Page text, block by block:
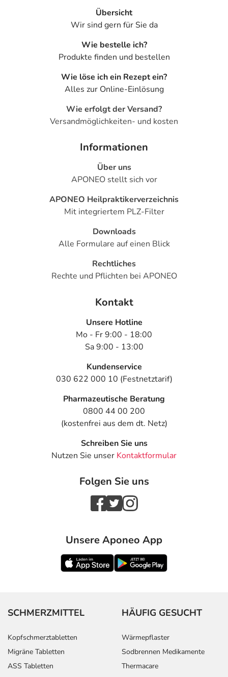
Übersicht
Wir sind gern für Sie da
Wie bestelle ich?
Produkte finden und bestellen
Wie löse ich ein Rezept ein?
Alles zur Online-Einlösung
Wie erfolgt der Versand?
Versandmöglichkeiten- und kosten
Informationen
Über uns
APONEO stellt sich vor
APONEO Heilpraktikerverzeichnis
Mit integriertem PLZ-Filter
Downloads
Alle Formulare auf einen Blick
Rechtliches
Rechte und Pflichten bei APONEO
Kontakt
Unsere Hotline
Mo - Fr 9:00 - 18:00
Sa 9:00 - 13:00
Kundenservice
030 622 000 10 (Festnetztarif)
Pharmazeutische Beratung
0800 44 00 200
(kostenfrei aus dem dt. Netz)
Schreiben Sie uns
Nutzen Sie unser Kontaktformular
Folgen Sie uns
Unsere Aponeo App
SCHMERZMITTEL
Kopfschmerztabletten
Migräne Tabletten
ASS Tabletten
HÄUFIG GESUCHT
Wärmepflaster
Sodbrennen Medikamente
Thermacare